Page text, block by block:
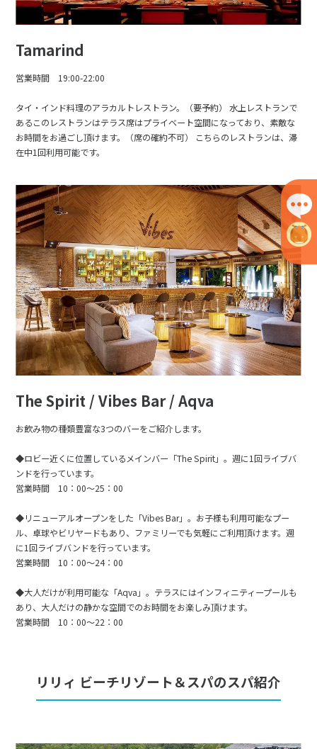
Tamarind
営業時間 19:00-22:00
タイ・インド料理のアラカルトレストラン。（要予約） 水上レストランで
あるこのレストランはテラス席はプライベート空間になっており、素敵な
お時間をお過ごし頂けます。（席の確約不可） こちらのレストランは、滞
在中1回利用可能です。
The Spirit / Vibes Bar / Aqva
お飲み物の種類豊富な3つのバーをご紹介します。
◆ロビー近くに位置しているメインバー「The Spirit」。週に1回ライブバ
ンドを行っています。
営業時間 10：00～25：00
◆リニューアルオープンをした「Vibes Bar」。お子様も利用可能なプー
ル、卓球やビリヤードもあり、ファミリーでも気軽にご利用頂けます。週
に1回ライブバンドを行っています。
営業時間 10：00～24：00
◆大人だけが利用可能な「Aqva」。テラスにはインフィニティープールも
あり、大人だけの静かな空間でのお時間をお楽しみ頂けます。
営業時間 10：00～22：00
リリィ ビーチリゾート＆スパのスパ紹介